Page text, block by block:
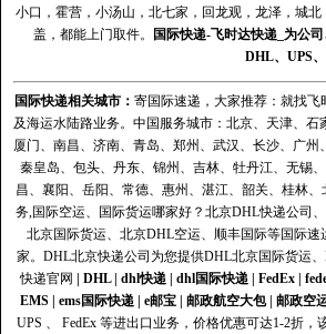
小口，霍营，小汤山，北七家，回龙观，龙泽，城
盖，都能上门取件。
国际快递-飞时达快递_为公
DHL、 UPS、
国际快递相关城市： 寄国际速递，大家推荐：就找飞
及海运水陆路业务。中国服务城市：北京、天津、
厦门、南昌、济南、青岛、郑州、武汉、长沙、广
秦皇岛、包头、丹东、锦州、吉林、牡丹江、无锡
昌、襄阳、岳阳、常德、惠州、湛江、韶关、桂林
务,国际空运、国际货运哪家好？北京DHL快递公司
北京国际货运、北京DHL空运、顺丰国际等国际
家。DHL北京快递公司为您提供DHL北京国际货运
快递官网
DHL| dhl快递| dhl国际快递| FedEx|
EMS| ems国际快递| e邮宝| 邮政航空大包| 邮政空
UPS 、 FedEx 等进出口业务，价格优惠可达1-2折